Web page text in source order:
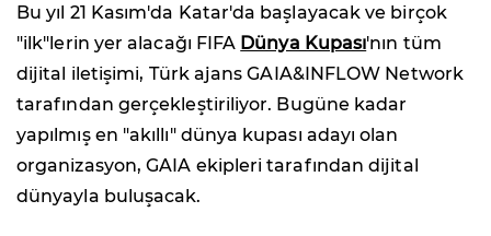
Bu yıl 21 Kasım'da Katar'da başlayacak ve birçok
"ilk"lerin yer alacağı FIFA Dünya Kupası'nın tüm
dijital iletişimi, Türk ajans GAIA&INFLOW Network
tarafından gerçekleştiriliyor. Bugüne kadar
yapılmış en "akıllı" dünya kupası adayı olan
organizasyon, GAIA ekipleri tarafından dijital
dünyayla buluşacak.